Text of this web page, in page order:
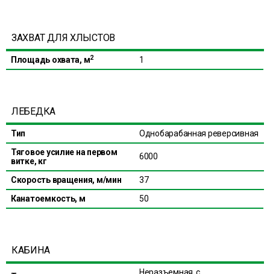
ЗАХВАТ ДЛЯ ХЛЫСТОВ
Площадь охвата, м2 1
ЛЕБЕДКА
Тип
Однобарабанная реверсивная
Тяговое усилие на первом
витке, кг
6000
Скорость вращения, м/мин
37
Канатоемкость, м
50
КАБИНА